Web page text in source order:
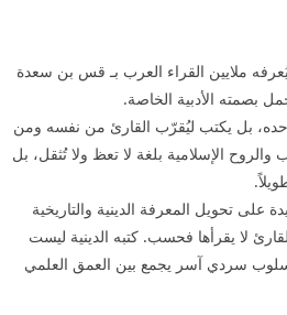
ملايين القراء العرب بـ قس بن سعدة
بصمته الأدبية الخاصة.
بل يكتب ليُقرّب القارئ من نفسه ومن
الإسلامية بلغة لا تعظ ولا تُثقل، بل
على تحويل المعرفة الدينية والتاريخية
لا يقرأها فحسب. كتبه الدينية ليست
سردي آسر يجمع بين العمق العلمي